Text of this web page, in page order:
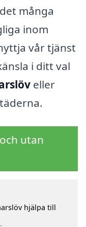
många
inom
vår tjänst
i ditt val
eller
utan
hjälpa till